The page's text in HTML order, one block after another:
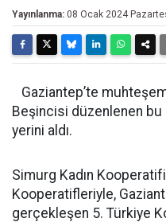
Yayınlanma: 08 Ocak 2024
Gaziantep’te
Beşincisi düzenlenen bu
yerini aldı.
Simurg Kadın
Kooperatifleriyle,
gerçekleşen 5. Türkiye